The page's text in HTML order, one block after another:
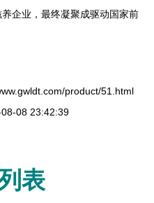
养企业，最终凝聚成驱动国家前
product/51.html
08 23:42:39
表